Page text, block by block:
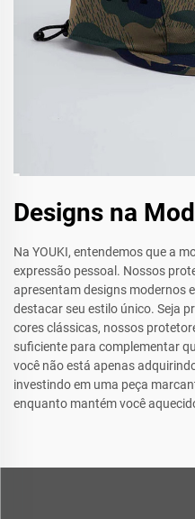
Designs na
Na YOUKI, entendemos que a
expressão pessoal. Nossos
apresentam designs modernos
destacar seu estilo único. Seja
cores clássicas, nossos
suficiente para complementar
você não está apenas
investindo em uma peça
enquanto mantém você